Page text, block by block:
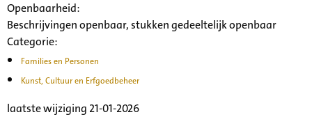
Openbaarheid:
Beschrijvingen openbaar, stukken gedeeltelijk openbaar
Categorie:
Families en Personen
Kunst, Cultuur en Erfgoedbeheer
laatste wijziging 21-01-2026